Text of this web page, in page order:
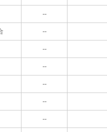
--
--
--
--
--
--
--